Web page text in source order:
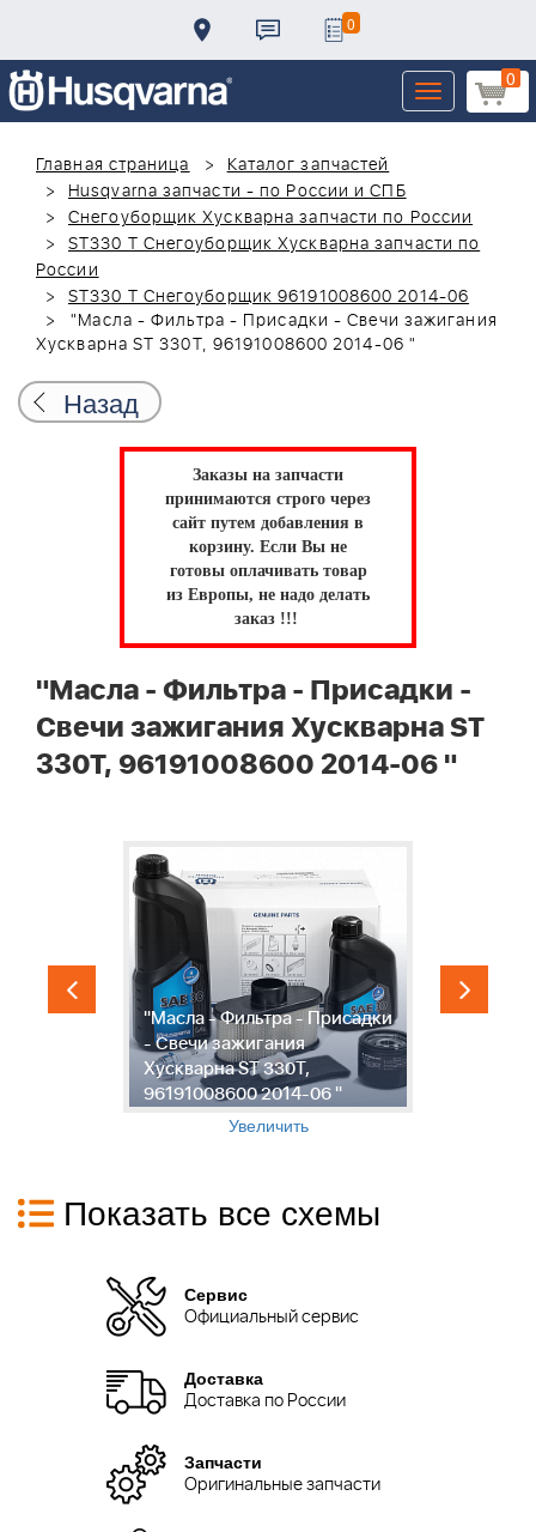
0
0
Toggle
navigation
Главная страница
Каталог запчастей
Husqvarna запчасти - по России и СПБ
Снегоуборщик Хускварна запчасти по России
ST330 T Снегоуборщик Хускварна запчасти по
России
ST330 T Снегоуборщик 96191008600 2014-06
"Масла - Фильтра - Присадки - Свечи зажигания
Хускварна ST 330T, 96191008600 2014-06 "
Назад
Заказы на запчасти
принимаются строго через
сайт путем добавления в
корзину. Если Вы не
готовы оплачивать товар
из Европы, не надо делать
заказ !!!
"Масла - Фильтра - Присадки -
Свечи зажигания Хускварна ST
330T, 96191008600 2014-06 "
"Масла - Фильтра - Присадки
- Свечи зажигания
Хускварна ST 330T,
96191008600 2014-06 "
Увеличить
Показать все схемы
Сервис
Официальный сервис
Доставка
Доставка по России
Запчасти
Оригинальные запчасти